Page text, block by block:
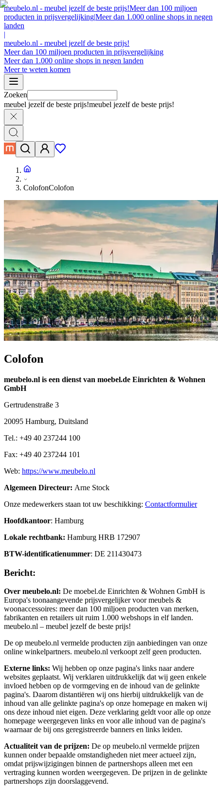
meubelo.nl - meubel jezelf de beste prijs!Meer dan 100 miljoen
producten in prijsvergelijking|Meer dan 1.000 online shops in negen
landen
|
meubelo.nl - meubel jezelf de beste prijs!
Meer dan 100 miljoen producten in prijsvergelijking
Meer dan 1.000 online shops in negen landen
Meer te weten komen
Zoeken
meubel jezelf de beste prijs!meubel jezelf de beste prijs!
ColofonColofon
Colofon
meubelo.nl is een dienst van moebel.de Einrichten & Wohnen
GmbH
Gertrudenstraße 3
20095 Hamburg, Duitsland
Tel.: +49 40 237244 100
Fax: +49 40 237244 101
Web: https://www.meubelo.nl
Algemeen Directeur: Arne Stock
Onze medewerkers staan tot uw beschikking: Contactformulier
Hoofdkantoor: Hamburg
Lokale rechtbank: Hamburg HRB 172907
BTW-identificatienummer: DE 211430473
Bericht:
Over meubelo.nl: De moebel.de Einrichten & Wohnen GmbH is
Europa's toonaangevende prijsvergelijker voor meubels &
woonaccessoires: meer dan 100 miljoen producten van merken,
fabrikanten en retailers uit ruim 1.000 webshops in elf landen.
meubelo.nl – meubel jezelf de beste prijs!
De op meubelo.nl vermelde producten zijn aanbiedingen van onze
online winkelpartners. meubelo.nl verkoopt zelf geen producten.
Externe links: Wij hebben op onze pagina's links naar andere
websites geplaatst. Wij verklaren uitdrukkelijk dat wij geen enkele
invloed hebben op de vormgeving en de inhoud van de gelinkte
pagina's. Daarom distantiëren wij ons hierbij uitdrukkelijk van de
inhoud van alle gelinkte pagina's op onze homepage en maken wij
ons deze inhoud niet eigen. Deze verklaring geldt voor alle op onze
homepage weergegeven links en voor alle inhoud van de pagina's
waarnaar de bij ons geregistreerde banners en links leiden.
Actualiteit van de prijzen: De op meubelo.nl vermelde prijzen
kunnen onder bepaalde omstandigheden niet meer actueel zijn,
omdat prijswijzigingen binnen de partnershops alleen met een
vertraging kunnen worden weergegeven. De prijzen in de gelinkte
partnershops zijn doorslaggevend.